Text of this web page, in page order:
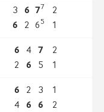
3 6 77
6 2 65
2
1
6 4
7
2
6 5
2
1
6 2
3
4
6 6
1
2